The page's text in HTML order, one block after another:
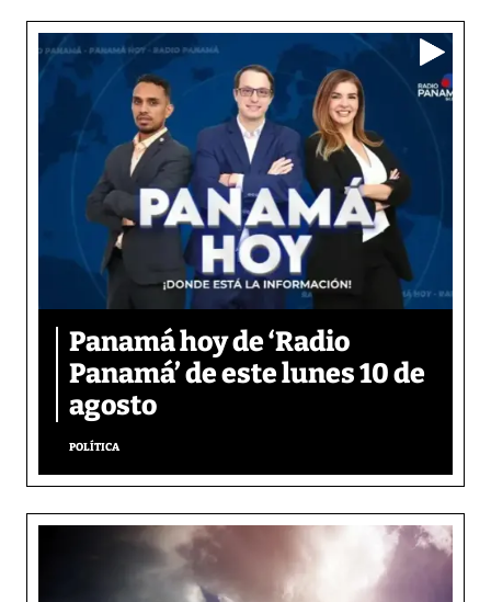
Panamá hoy de ‘Radio
Panamá’ de este lunes 10 de
agosto
POLÍTICA